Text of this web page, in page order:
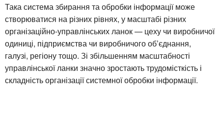
Така система збирання та обробки інформації може
створюватися на різних рівнях, у масштабі різних
організаційно-управлінських ланок — цеху чи виробничої
одиниці, підприємства чи виробничого об’єднання,
галузі, регіону тощо. Зі збільшенням масштабності
управлінської ланки значно зростають трудомісткість і
складність організації системної обробки інформації.